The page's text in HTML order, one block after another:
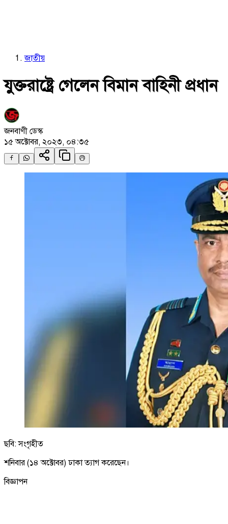
জাতীয়
যুক্তরাষ্ট্রে গেলেন বিমান বাহিনী প্রধান
জনবাণী ডেস্ক
১৫ অক্টোবর, ২০২৩, ০৪:৩৫
ছবি: সংগৃহীত
শনিবার (১৪ অক্টোবর) ঢাকা ত্যাগ করেছেন।
বিজ্ঞাপন